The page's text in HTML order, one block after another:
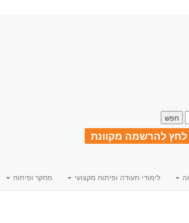
לחץ להרשמה מקוונת
לימודי תעודה ופיתוח מקצועי מחקר ופיתוח